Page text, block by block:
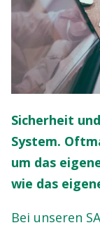
Sicherheit
System.
um das
wie das
Bei unseren